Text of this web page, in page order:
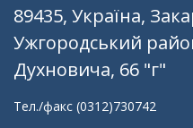
89435, Україна,
Ужгородський
Духновича, 66 "г"
Тел./факс (0312)730742